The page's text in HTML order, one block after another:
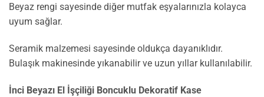
Beyaz rengi sayesinde diğer mutfak eşyalarınızla kolayca
uyum sağlar.
Seramik malzemesi sayesinde oldukça dayanıklıdır.
Bulaşık makinesinde yıkanabilir ve uzun yıllar kullanılabilir.
İnci Beyazı El İşçiliği Boncuklu Dekoratif Kase